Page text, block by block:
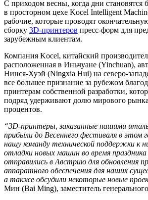
С приходом весны, когда дни становятся
в просторном цехе Kocel Intelligent
рабочие, которые проводят
сборку 3D-принтеров пресс-форм для
зарубежным клиентам.
Компания Kocel, китайский
расположенная в Иньчуане (Yinchuan),
Нинся-Хуэй (Ningxia Hui) на северо-
все большее признание за рубежом
принтерам собственной разработки,
подряд удерживают долю мирового
процентов.
“3D-принтеры, заказанные нашими
прибыли до Весеннего фестиваля в этом
нашу команду технической поддержки к
отладки новых машин во время
отправились в Австрию для обновления
аппаратного обеспечения для наших
а также обсудили некоторые новые
Мин (Bai Ming), заместитель